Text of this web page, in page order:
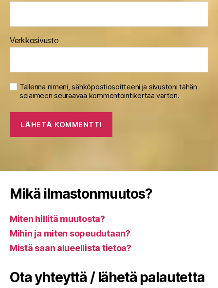
Verkkosivusto
Tallenna nimeni, sähköpostiosoitteeni ja sivustoni tähän
selaimeen seuraavaa kommentointikertaa varten.
Mikä ilmastonmuutos?
Miten hillitä muutosta?
Mihin ja miten sopeudutaan?
Mistä saan alueellista tietoa?
Ota yhteyttä / lähetä palautetta